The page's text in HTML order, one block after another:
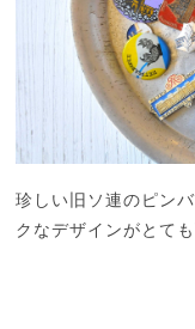
珍しい旧ソ連のピン
クなデザインがとて